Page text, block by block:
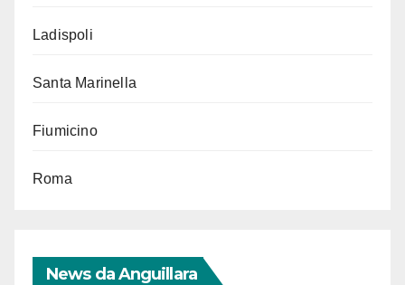
Ladispoli
Santa Marinella
Fiumicino
Roma
News da Anguillara